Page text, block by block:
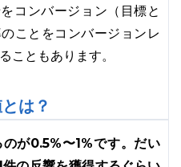
コンバージョン（目標と
ことをコンバージョンレ
こともあります。
は？
が0.5%〜1%です。だい